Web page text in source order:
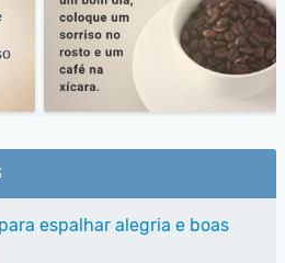
espalhar alegria e boas